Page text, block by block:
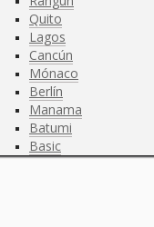
Quito
Lagos
Cancún
Mónaco
Berlín
Manama
Batumi
Basic